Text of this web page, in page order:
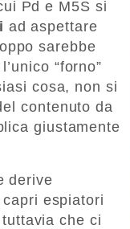
Pd e M5S si
ad aspettare
sarebbe
“forno”
cosa, non si
contenuto da
giustamente
derive
espiatori
che ci